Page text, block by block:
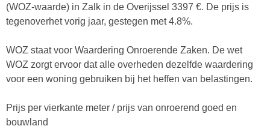
(WOZ-waarde) in Zalk in de Overijssel 3397 €. De prijs is
tegenoverhet vorig jaar, gestegen met 4.8%.
WOZ staat voor Waardering Onroerende Zaken. De wet
WOZ zorgt ervoor dat alle overheden dezelfde waardering
voor een woning gebruiken bij het heffen van belastingen.
Prijs per vierkante meter / prijs van onroerend goed en
bouwland